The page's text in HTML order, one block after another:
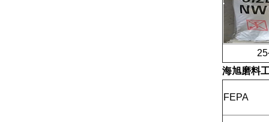
25公
海旭磨料
FEPA